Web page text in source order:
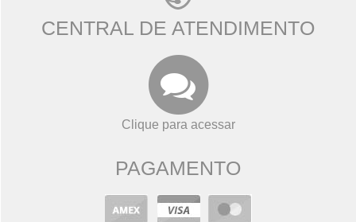
CENTRAL DE ATENDIMENTO
Clique para acessar
PAGAMENTO